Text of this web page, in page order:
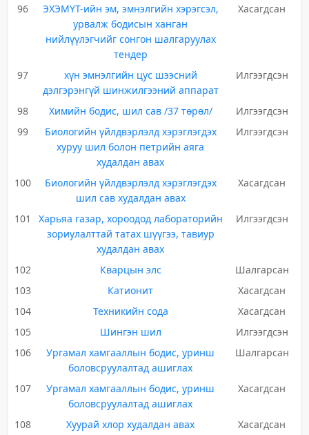
96
ЭХЭМҮТ-ийн эм, эмнэлгийн хэрэгсэл,
урвалж бодисын ханган
нийлүүлэгчийг сонгон шалгаруулах
тендер
Хасагдсан
97
хүн эмнэлгийн цус шээсний
дэлгэрэнгүй шинжилгээний аппарат
Илгээгдсэн
98 Химийн бодис, шил сав /37 төрөл/
Илгээгдсэн
99
Биологийн үйлдвэрлэлд хэрэглэгдэх
хуруу шил болон петрийн аяга
худалдан авах
Илгээгдсэн
100
Биологийн үйлдвэрлэлд хэрэглэгдэх
шил сав худалдан авах
Хасагдсан
101
Харьяа газар, хороодод лабораторийн
зориулалттай татах шүүгээ, тавиур
худалдан авах
Илгээгдсэн
102 Кварцын элс
Шалгарсан
103
Катионит
Хасагдсан
104
Техникийн сода
Хасагдсан
105
Шингэн шил
Илгээгдсэн
106
Ургамал хамгааллын бодис, уринш
боловсруулалтад ашиглах
Шалгарсан
107
Ургамал хамгааллын бодис, уринш
боловсруулалтад ашиглах
Хасагдсан
108 Хуурай хлор худалдан авах Хасагдсан